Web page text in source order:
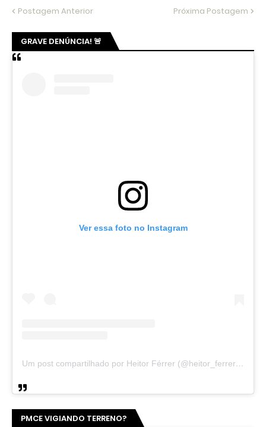
Postagem Anterior Próxima Postagem
GRAVE DENÚNCIA! 🚨
Ver essa foto no Instagram
Um post compartilhado por Heitor Férrer (@heitor_ferrer77)
PMCE VIGIANDO TERRENO?